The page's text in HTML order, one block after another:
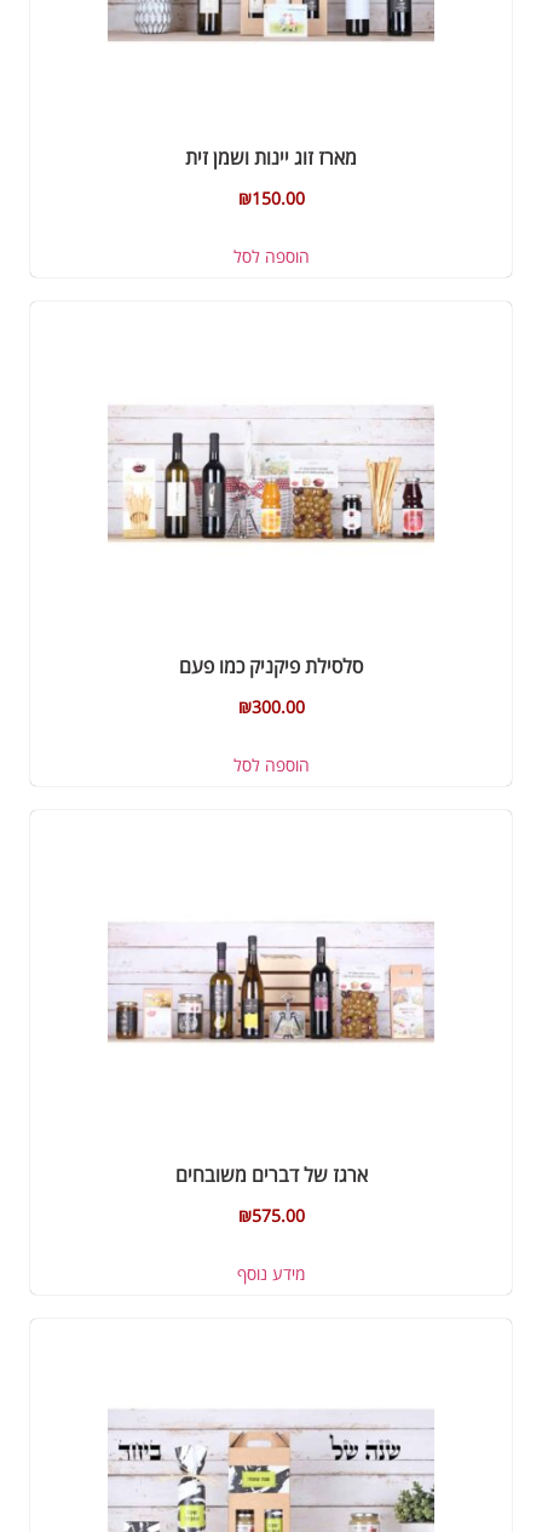
מארז זוג יינות ושמן זית
₪150.00
הוספה לסל
סלסילת פיקניק כמו פעם
₪300.00
הוספה לסל
ארגז של דברים משובחים
₪575.00
מידע נוסף